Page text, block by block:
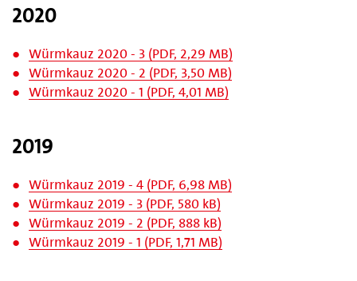
2020
Würmkauz 2020 - 3 (PDF, 2,29 MB)
Würmkauz 2020 - 2 (PDF, 3,50 MB)
Würmkauz 2020 - 1 (PDF, 4,01 MB)
2019
Würmkauz 2019 - 4 (PDF, 6,98 MB)
Würmkauz 2019 - 3 (PDF, 580 kB)
Würmkauz 2019 - 2 (PDF, 888 kB)
Würmkauz 2019 - 1 (PDF, 1,71 MB)